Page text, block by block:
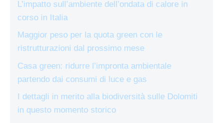
L’impatto sull’ambiente dell’ondata di calore in
corso in Italia
Maggior peso per la quota green con le
ristrutturazioni dal prossimo mese
Casa green: ridurre l’impronta ambientale
partendo dai consumi di luce e gas
I dettagli in merito alla biodiversità sulle Dolomiti
in questo momento storico